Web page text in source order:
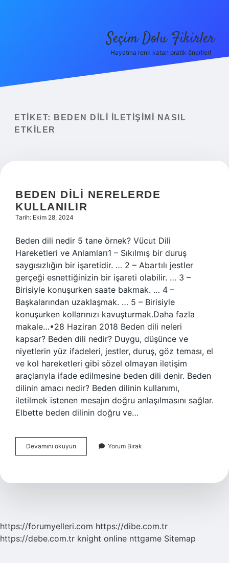
Yasal Uyarı
menüyüSeçim Dolu Fikirler
Hayatına renk katan pratik öneriler!
ETIKET:
BEDEN DILI ILETIŞIMI NASIL
ETKILER
BEDEN DILI NERELERDE
KULLANILIR
Tarih: Ekim 28, 2024
Beden dili nedir 5 tane örnek? Vücut Dili
Hareketleri ve Anlamları1 – Sıkılmış bir duruş
saygısızlığın bir işaretidir. … 2 – Abartılı jestler
gerçeği esnettiğinizin bir işareti olabilir. … 3 –
Birisiyle konuşurken saate bakmak. … 4 –
Başkalarından uzaklaşmak. … 5 – Birisiyle
konuşurken kollarınızı kavuşturmak.Daha fazla
makale…•28 Haziran 2018 Beden dili neleri
kapsar? Beden dili nedir? Duygu, düşünce ve
niyetlerin yüz ifadeleri, jestler, duruş, göz teması, el
ve kol hareketleri gibi sözel olmayan iletişim
araçlarıyla ifade edilmesine beden dili denir. Beden
dilinin amacı nedir? Beden dilinin kullanımı,
iletilmek istenen mesajın doğru anlaşılmasını sağlar.
Elbette beden dilinin doğru ve…
Devamını okuyun
Dili
Yorum Bırak
https://forumyelleri.com https://dibe.com.tr
https://debe.com.tr knight online nttgame Sitemap